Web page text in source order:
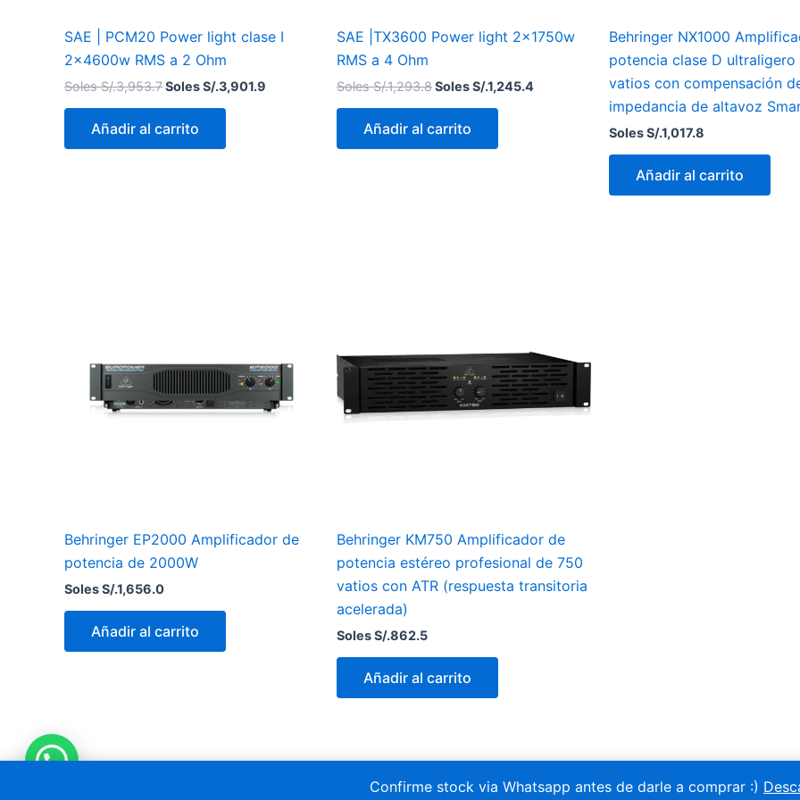
Confirme stock via Whatsapp antes de darle a comprar :)
SAE | PCM20 Power light clase I
2x4600w RMS a 2 Ohm
Soles S/.3,953.7Soles S/.3,901.9
Añadir al carrito
SAE |TX3600 Power light 2x1750w
RMS a 4 Ohm
Soles S/.1,293.8Soles S/.1,245.4
Añadir al carrito
Behringer NX1000
potencia clase D ultraligero
vatios con compensación
impedancia de altavoz
Soles S/.1,017.8
Añadir al carrito
Behringer EP2000 Amplificador de
potencia de 2000W
Soles S/.1,656.0
Añadir al carrito
Behringer KM750 Amplificador de
potencia estéreo profesional de 750
vatios con ATR (respuesta transitoria
acelerada)
Soles S/.862.5
Añadir al carrito